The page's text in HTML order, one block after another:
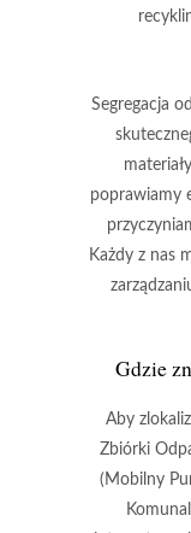
Segregacja
poprawiamy
Każdy z nas
Gdzie
Aby
Zbiórki
(Mobilny